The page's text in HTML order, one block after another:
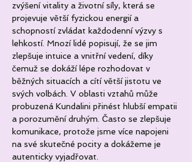
zvýšení vitality a životní síly, která se
projevuje větší fyzickou energií a
schopností zvládat každodenní výzvy s
lehkostí. Mnozí lidé popisují, že se jim
zlepšuje intuice a vnitřní vedení, díky
čemuž se dokáží lépe rozhodovat v
běžných situacích a cítí větší jistotu ve
svých volbách. V oblasti vztahů může
probuzená Kundalini přinést hlubší empatii
a porozumění druhým. Často se zlepšuje
komunikace, protože jsme více napojeni
na své skutečné pocity a dokážeme je
autenticky vyjadřovat.